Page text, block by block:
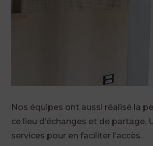
Nos équipes ont aussi réalisé la
ce lieu d’échanges et de
services pour en faciliter l’accès.